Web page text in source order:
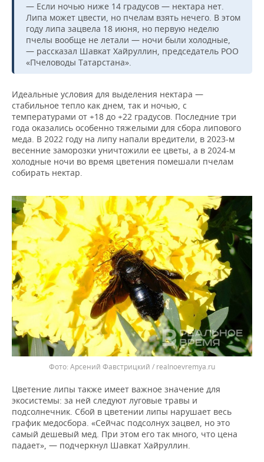
— Если ночью ниже 14 градусов — нектара нет.
Липа может цвести, но пчелам взять нечего. В этом
году липа зацвела 18 июня, но первую неделю
пчелы вообще не летали — ночи были холодные,
— рассказал Шавкат Хайруллин, председатель РОО
«Пчеловоды Татарстана».
Идеальные условия для выделения нектара —
стабильное тепло как днем, так и ночью, с
температурами от +18 до +22 градусов. Последние три
года оказались особенно тяжелыми для сбора липового
меда. В 2022 году на липу напали вредители, в 2023-м
весенние заморозки уничтожили ее цветы, а в 2024-м
холодные ночи во время цветения помешали пчелам
собирать нектар.
Арсений Фавстрицкий / realnoevremya.ru
Цветение липы также имеет важное значение для
экосистемы: за ней следуют луговые травы и
подсолнечник. Сбой в цветении липы нарушает весь
график медосбора. «Сейчас подсолнух зацвел, но это
самый дешевый мед. При этом его так много, что цена
падает», — подчеркнул Шавкат Хайруллин.